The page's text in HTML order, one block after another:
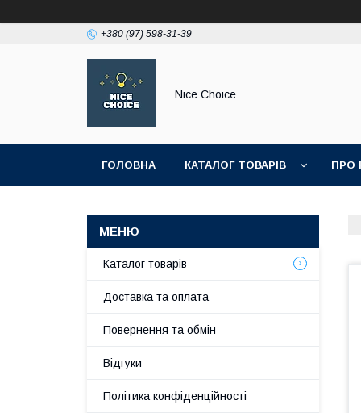
+380 (97) 598-31-39
Nice Choice
ГОЛОВНА КАТАЛОГ ТОВАРІВ ПРО
Каталог товарів
Доставка та оплата
Повернення та обмін
Відгуки
Політика конфіденційності